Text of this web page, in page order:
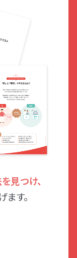
見つけ、
ます。